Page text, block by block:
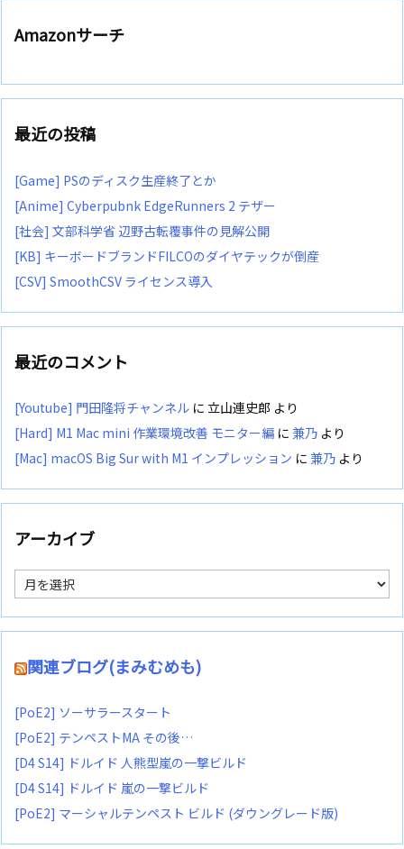
Amazonサーチ
最近の投稿
[Game] PSのディスク生産終了とか
[Anime] Cyberpubnk EdgeRunners 2 テザー
[社会] 文部科学省 辺野古転覆事件の見解公開
[KB] キーボードブランドFILCOのダイヤテックが倒産
[CSV] SmoothCSV ライセンス導入
最近のコメント
[Youtube] 門田隆将チャンネル に 立山連史郎 より
[Hard] M1 Mac mini 作業環境改善 モニター編 に 兼乃 より
[Mac] macOS Big Sur with M1 インプレッション に 兼乃 より
アーカイブ
ア
ー
カ
イ
関連ブログ(まみむめも)
[PoE2] ソーサラースタート
[PoE2] テンペストMA その後…
[D4 S14] ドルイド 人熊型嵐の一撃ビルド
[D4 S14] ドルイド 嵐の一撃ビルド
[PoE2] マーシャルテンペスト ビルド (ダウングレード版)